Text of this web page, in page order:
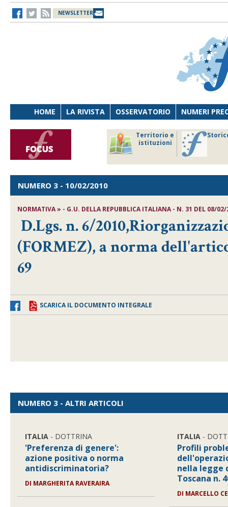
NEWSLETTER
HOME LA RIVISTA OSSERVATORIO NUMERI
Territorio e
istituzioni
NUMERO 3 - 10/02/2010
NORMATIVA » - G.U. DELLA REPUBBLICA ITALIANA - N. 31 DEL 08/
D.Lgs. n. 6/
(FORMEZ), a norma
69
SCARICA IL DOCUMENTO INTEGRALE
NUMERO 3 - ALTRI ARTICOLI
ITALIA - DOTTRINA
'Preferenza di genere':
azione positiva o norma
antidiscriminatoria?
DI MARGHERITA RAVERAIRA
ITALIA -
Profili
nella legge
Toscana n.
DI MARCELLO